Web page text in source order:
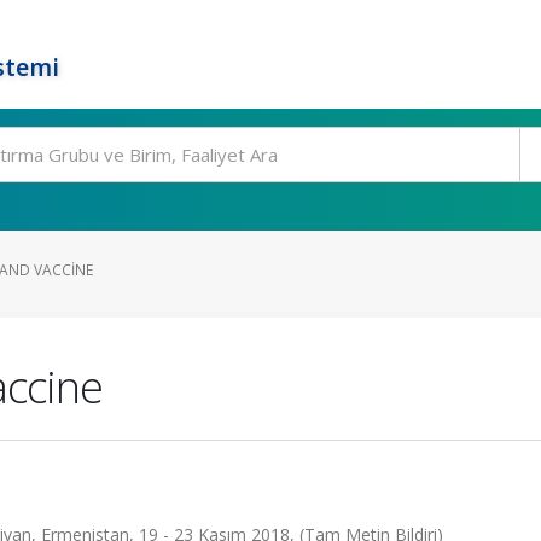
VACCINE
Ermenistan, 19 - 23 Kasım 2018, (Tam Metin Bildiri)